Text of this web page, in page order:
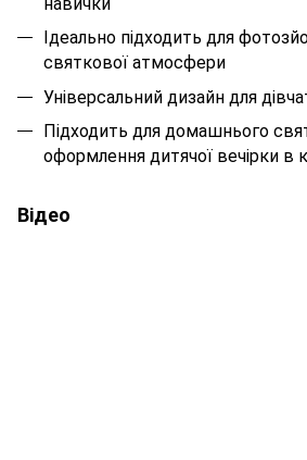
Ідеально підходить для
святкової атмосфери
Універсальний дизайн для
Підходить для домашнього
оформлення дитячої вечірки в
Відео